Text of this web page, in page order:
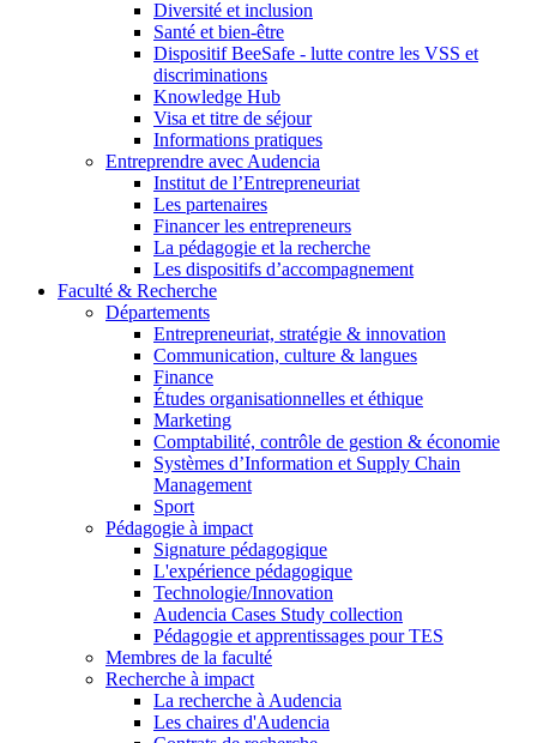
Diversité et inclusion
Santé et bien-être
Dispositif BeeSafe - lutte contre les VSS et
discriminations
Knowledge Hub
Visa et titre de séjour
Informations pratiques
Entreprendre avec Audencia
Institut de l’Entrepreneuriat
Les partenaires
Financer les entrepreneurs
La pédagogie et la recherche
Les dispositifs d’accompagnement
Faculté & Recherche
Départements
Entrepreneuriat, stratégie & innovation
Communication, culture & langues
Finance
Études organisationnelles et éthique
Marketing
Comptabilité, contrôle de gestion & économie
Systèmes d’Information et Supply Chain
Management
Sport
Pédagogie à impact
Signature pédagogique
L'expérience pédagogique
Technologie/Innovation
Audencia Cases Study collection
Pédagogie et apprentissages pour TES
Membres de la faculté
Recherche à impact
La recherche à Audencia
Les chaires d'Audencia